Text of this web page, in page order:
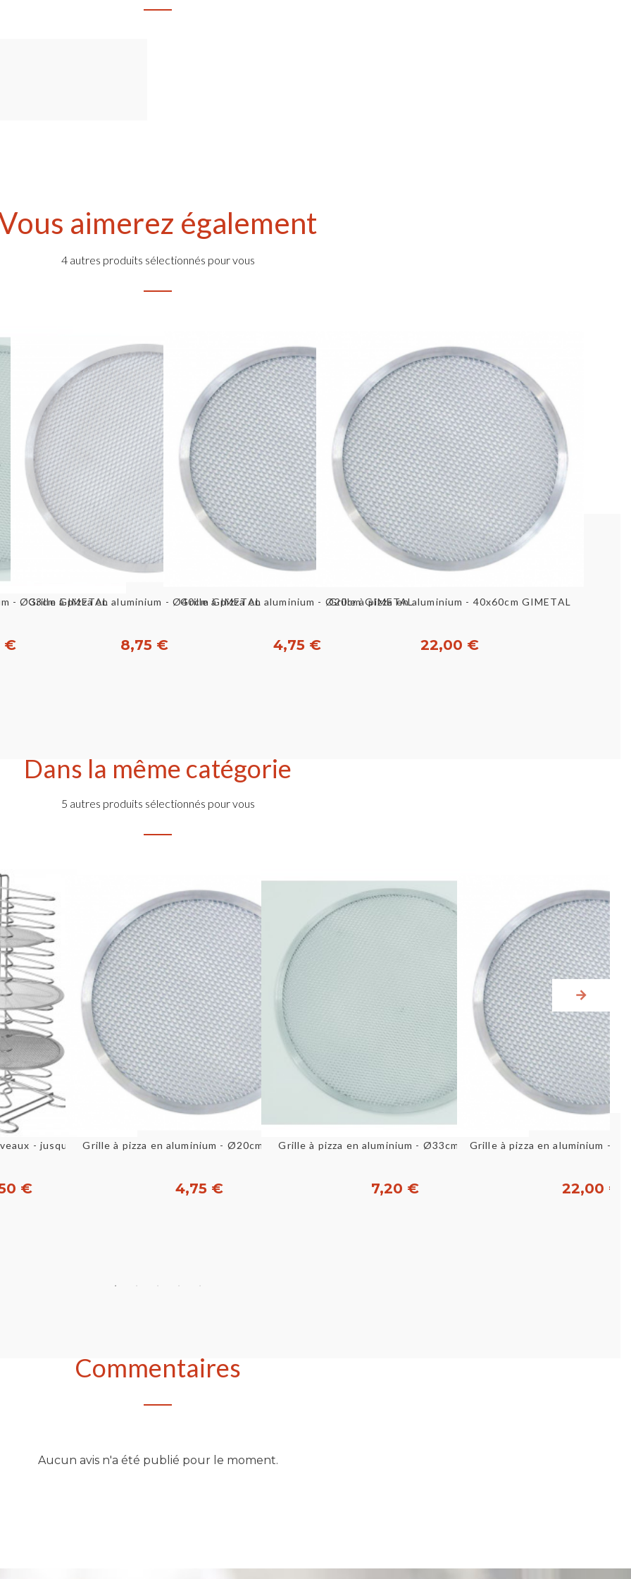
aimerez également
4 autres produits sélectionnés pour vous
- Ø33cm GIMETAL
€
Aperçu rapide
Grille à pizza en aluminium - Ø40cm GIMETAL
8,75 €
Aperçu rapide
Grille à pizza en aluminium - Ø20cm GIMETAL
4,75 €
Aperçu rapide
Grille à pizza en aluminium - 40x60cm GIMETAL
22,00 €
Dans la même catégorie
5 autres produits sélectionnés pour vous
rapide Râtelier pour grilles 15 niveaux - jusqu'à ø36 GIMETAL
€
Aperçu rapide
Grille à pizza en aluminium - Ø20cm GIMETAL
4,75 €
Aperçu rapide
Grille à pizza en aluminium - Ø33cm GIMETAL
7,20 €
Aperçu rapide
Grille à pizza en aluminium -
22,00 €
Commentaires
Aucun avis n'a été publié pour le moment.